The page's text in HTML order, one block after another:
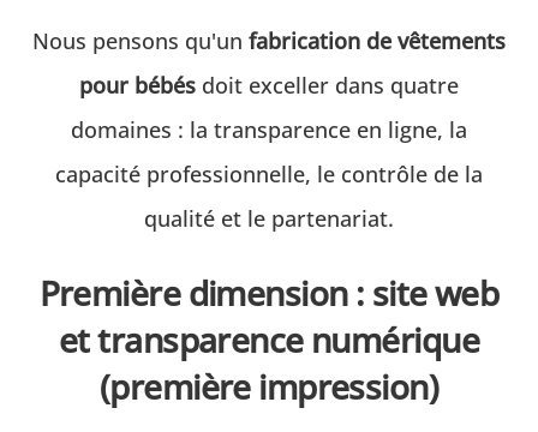
Nous pensons qu'un fabrication de vêtements
pour bébés doit exceller dans quatre
domaines : la transparence en ligne, la
capacité professionnelle, le contrôle de la
qualité et le partenariat.
Première dimension : site web
et transparence numérique
(première impression)